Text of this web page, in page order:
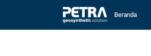
Beranda